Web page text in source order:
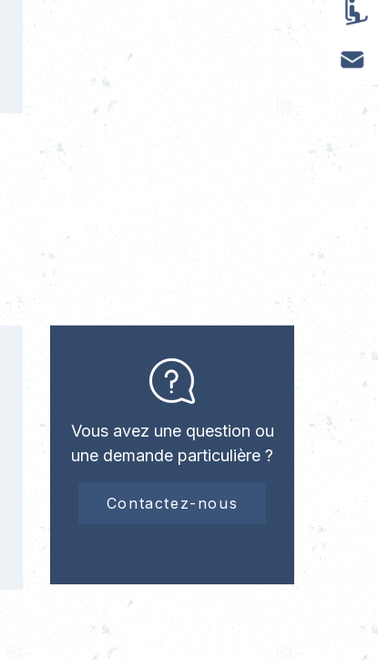
Vous avez une question ou
une demande particulière ?
Contactez-nous